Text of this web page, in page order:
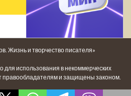
Жизнь и творчество писателя»
для использования в некоммерческих
правообладателям и защищены законом.